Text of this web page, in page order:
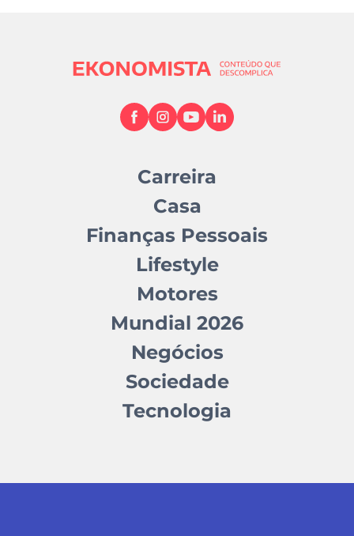
Carreira
Casa
Finanças Pessoais
Lifestyle
Motores
Mundial 2026
Negócios
Sociedade
Tecnologia